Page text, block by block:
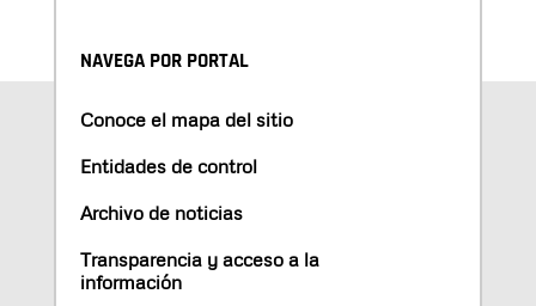
NAVEGA POR PORTAL
Conoce el mapa del sitio
Entidades de control
Archivo de noticias
Transparencia y acceso a la
información